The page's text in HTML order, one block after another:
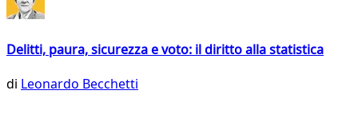
Delitti, paura, sicurezza e voto: il diritto alla statistica
di Leonardo Becchetti